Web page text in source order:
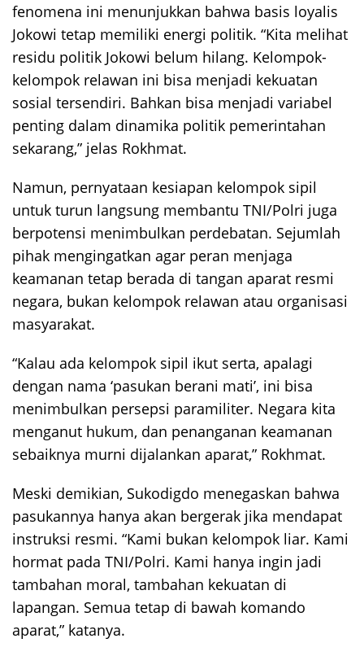
fenomena ini menunjukkan bahwa basis loyalis
Jokowi tetap memiliki energi politik. “Kita melihat
residu politik Jokowi belum hilang. Kelompok-
kelompok relawan ini bisa menjadi kekuatan
sosial tersendiri. Bahkan bisa menjadi variabel
penting dalam dinamika politik pemerintahan
sekarang,” jelas Rokhmat.
Namun, pernyataan kesiapan kelompok sipil
untuk turun langsung membantu TNI/Polri juga
berpotensi menimbulkan perdebatan. Sejumlah
pihak mengingatkan agar peran menjaga
keamanan tetap berada di tangan aparat resmi
negara, bukan kelompok relawan atau organisasi
masyarakat.
“Kalau ada kelompok sipil ikut serta, apalagi
dengan nama ‘pasukan berani mati’, ini bisa
menimbulkan persepsi paramiliter. Negara kita
menganut hukum, dan penanganan keamanan
sebaiknya murni dijalankan aparat,” Rokhmat.
Meski demikian, Sukodigdo menegaskan bahwa
pasukannya hanya akan bergerak jika mendapat
instruksi resmi. “Kami bukan kelompok liar. Kami
hormat pada TNI/Polri. Kami hanya ingin jadi
tambahan moral, tambahan kekuatan di
lapangan. Semua tetap di bawah komando
aparat,” katanya.